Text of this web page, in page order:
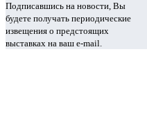
Подписавшись на новости, Вы
будете получать периодические
извещения о предстоящих
выставках на ваш e-mail.